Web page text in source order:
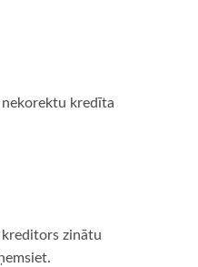
kredīta
kreditors zinātu